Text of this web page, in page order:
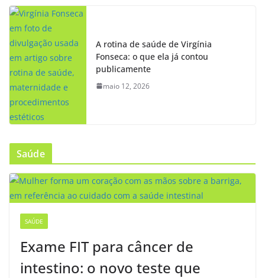
A rotina de saúde de Virgínia
Fonseca: o que ela já contou
publicamente
maio 12, 2026
Saúde
SAÚDE
Exame FIT para câncer de
intestino: o novo teste que